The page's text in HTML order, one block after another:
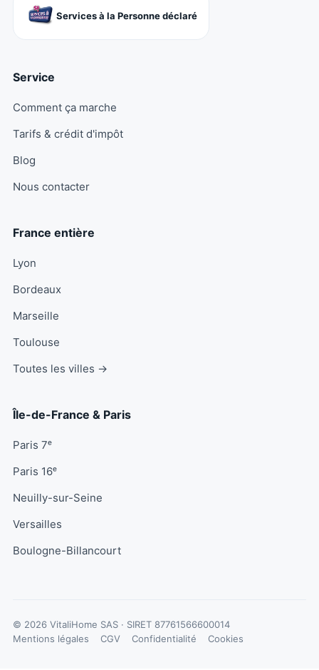
Services à la Personne déclaré
Service
Comment ça marche
Tarifs & crédit d'impôt
Blog
Nous contacter
France entière
Lyon
Bordeaux
Marseille
Toulouse
Toutes les villes →
Île-de-France & Paris
Paris 7ᵉ
Paris 16ᵉ
Neuilly-sur-Seine
Versailles
Boulogne-Billancourt
© 2026 VitaliHome SAS · SIRET 87761566600014
Mentions légales
CGV Confidentialité Cookies